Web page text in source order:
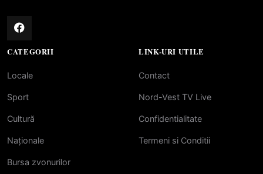
CATEGORII
Locale
Sport
Cultură
Naționale
Bursa zvonurilor
LINK-URI UTILE
Contact
Nord-Vest TV Live
Confidentialitate
Termeni si Conditii